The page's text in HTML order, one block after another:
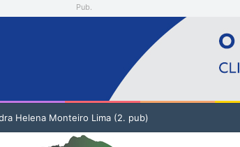
Pub.
Helena Monteiro Lima (2. pub)